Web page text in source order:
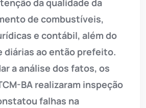
da qualidade da
de combustíveis,
e contábil, além do
diárias ao então prefeito.
a análise dos fatos, os
BA realizaram inspeção
falhas na